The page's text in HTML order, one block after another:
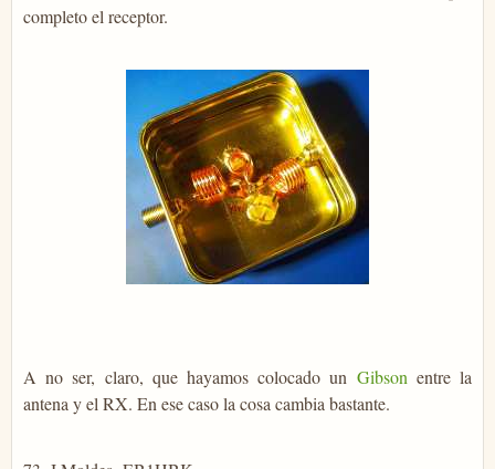
completo el receptor.
A no ser, claro, que hayamos colocado un Gibson entre la
antena y el RX. En ese caso la cosa cambia bastante.